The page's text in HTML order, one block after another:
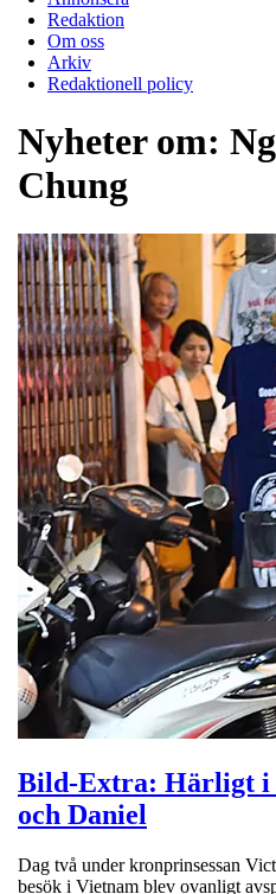
Redaktion
Om oss
Arkiv
Redaktionell policy
Nyheter om:
Chung
Bild-Extra: Härligt i
och Daniel
Dag två under kronprinsessan
besök i Vietnam blev ovanligt